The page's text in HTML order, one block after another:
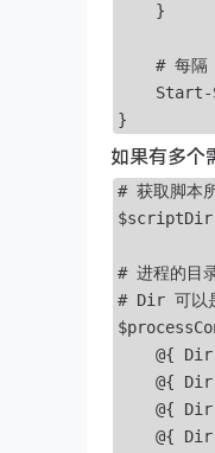
    }
# 每隔
}
如果有多个
# 获取脚本
$scriptDir
# 进程的目
# Dir 可以
@{
@{
@{
@{